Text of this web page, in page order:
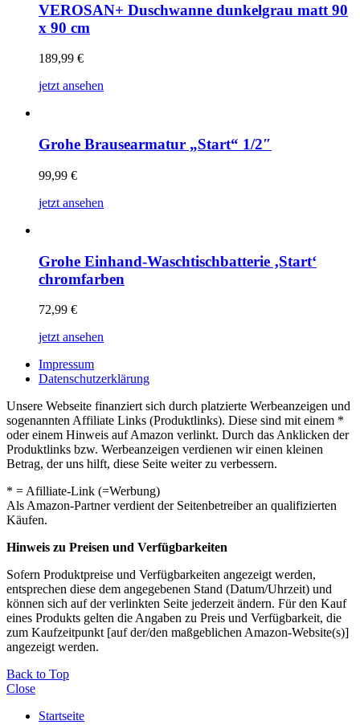
VEROSAN+ Duschwanne dunkelgrau matt 90
x 90 cm
189,99 €
jetzt ansehen
Grohe Brausearmatur „Start“ 1/2″
99,99 €
jetzt ansehen
Grohe Einhand-Waschtischbatterie ‚Start‘
chromfarben
72,99 €
jetzt ansehen
Impressum
Datenschutzerklärung
Unsere Webseite finanziert sich durch platzierte Werbeanzeigen und
sogenannten Affiliate Links (Produktlinks). Diese sind mit einem *
oder einem Hinweis auf Amazon verlinkt. Durch das Anklicken der
Produktlinks bzw. Werbeanzeigen verdienen wir einen kleinen
Betrag, der uns hilft, diese Seite weiter zu verbessern.
* = Afilliate-Link (=Werbung)
Als Amazon-Partner verdient der Seitenbetreiber an qualifizierten
Käufen.
Hinweis zu Preisen und Verfügbarkeiten
Sofern Produktpreise und Verfügbarkeiten angezeigt werden,
entsprechen diese dem angegebenen Stand (Datum/Uhrzeit) und
können sich auf der verlinkten Seite jederzeit ändern. Für den Kauf
eines Produkts gelten die Angaben zu Preis und Verfügbarkeit, die
zum Kaufzeitpunkt [auf der/den maßgeblichen Amazon-Website(s)]
angezeigt werden.
Back to Top
Close
Startseite